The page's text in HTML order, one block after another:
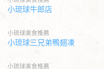
小琉球牛郎店
小琉球美食推薦
小琉球三兄弟鴨翅凍
小琉球美食推薦